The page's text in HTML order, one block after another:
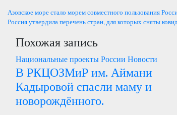
Навигация
по
записям
Азовское море стало морем совместного пользования
Россия утвердила перечень стран, для которых сняты
Похожая запись
Национальные проекты России Новости
В РКЦОЗМиР им. Аймани
Кадыровой спасли маму и
новорождённого.